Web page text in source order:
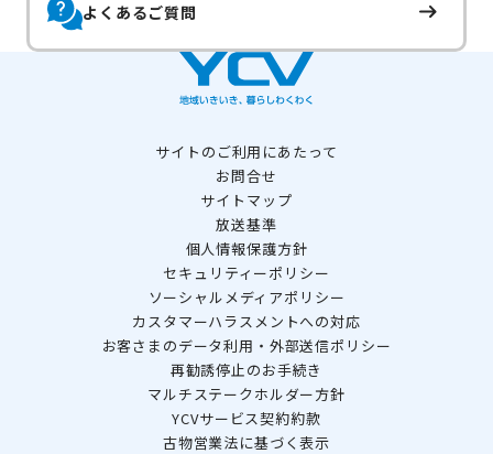
よくあるご質問
サイトのご利用にあたって
お問合せ
サイトマップ
放送基準
個人情報保護方針
セキュリティーポリシー
ソーシャルメディアポリシー
カスタマーハラスメントへの対応
お客さまのデータ利用・外部送信ポリシー
再勧誘停止のお手続き
マルチステークホルダー方針
YCVサービス契約約款
古物営業法に基づく表示